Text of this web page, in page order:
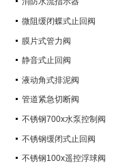
微阻缓闭蝶式止回阀
膜片式管力阀
静音式止回阀
液动角式排泥阀
管道紧急切断阀
不锈钢700x水泵控制阀
不锈钢缓闭式止回阀
不锈钢100x遥控浮球阀